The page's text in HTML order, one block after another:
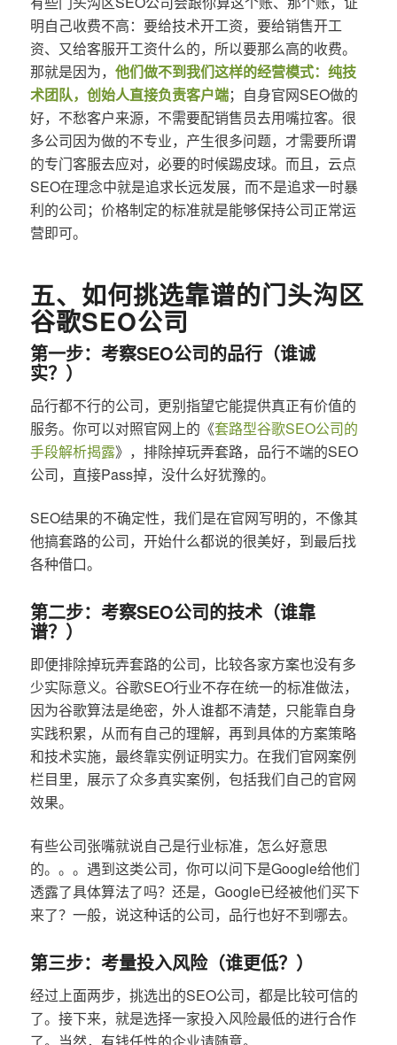
明自己收费不高：要给技术开工资，要给销售开工
资、又给客服开工资什么的，所以要那么高的收费。
那就是因为， 他们做不到我们这样的经营模式：纯技
术团队，创始人直接负责客户端；自身官网SEO做的
好，不愁客户来源，不需要配销售员去用嘴拉客。很
多公司因为做的不专业，产生很多问题，才需要所谓
的专门客服去应对，必要的时候踢皮球。而且，云点
SEO在理念中就是追求长远发展，而不是追求一时暴
利的公司；价格制定的标准就是能够保持公司正常运
营即可。
五、如何挑选靠谱的门头沟区
谷歌SEO公司
第一步：考察SEO公司的品行（谁诚
实？）
品行都不行的公司，更别指望它能提供真正有价值的
服务。你可以对照官网上的《套路型谷歌SEO公司的
手段解析揭露》，排除掉玩弄套路，品行不端的SEO
公司，直接Pass掉，没什么好犹豫的。
SEO结果的不确定性，我们是在官网写明的，不像其
他搞套路的公司，开始什么都说的很美好，到最后找
各种借口。
第二步：考察SEO公司的技术（谁靠
谱？）
即便排除掉玩弄套路的公司，比较各家方案也没有多
少实际意义。谷歌SEO行业不存在统一的标准做法，
因为谷歌算法是绝密，外人谁都不清楚，只能靠自身
实践积累，从而有自己的理解，再到具体的方案策略
和技术实施，最终靠实例证明实力。在我们官网案例
栏目里，展示了众多真实案例，包括我们自己的官网
效果。
有些公司张嘴就说自己是行业标准，怎么好意思
的。。。遇到这类公司，你可以问下是Google给他们
透露了具体算法了吗？还是，Google已经被他们买下
来了？一般，说这种话的公司，品行也好不到哪去。
第三步：考量投入风险（谁更低？）
经过上面两步，挑选出的SEO公司，都是比较可信的
了。接下来，就是选择一家投入风险最低的进行合作